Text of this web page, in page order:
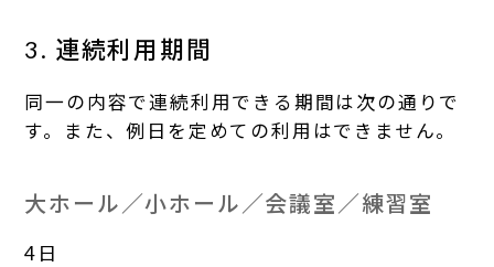
3. 連続利用期間
同一の内容で連続利用できる期間は次の通りで
す。また、例日を定めての利用はできません。
大ホール／小ホール／会議室／練習室
4日